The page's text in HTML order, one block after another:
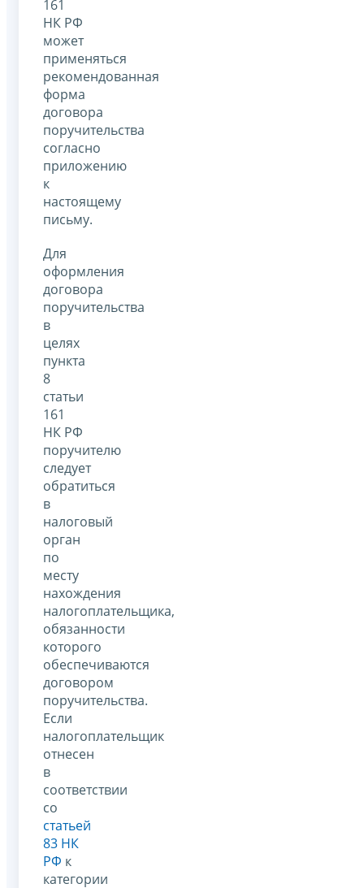
161
НК РФ
может
применяться
рекомендованная
форма
договора
поручительства
согласно
приложению
к
настоящему
письму.
Для
оформления
договора
поручительства
в
целях
пункта
8
статьи
161
НК РФ
поручителю
следует
обратиться
в
налоговый
орган
по
месту
нахождения
налогоплательщика,
обязанности
которого
обеспечиваются
договором
поручительства.
Если
налогоплательщик
отнесен
в
соответствии
со
статьей
83 НК
РФ к
категории